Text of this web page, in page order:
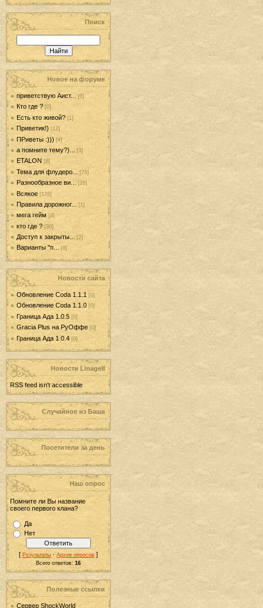
Поиск
Новое на форуме
приветствую Аист... [0]
Кто где ? [0]
Есть кто живой? [1]
Приветик!) [12]
ПРиветы :))) [4]
а помните тему?)... [3]
ETALON [6]
Тема для флудеро... [76]
Разнообразное ви... [26]
Всякое [128]
Правила дорожног... [1]
мега гейм [4]
кто где ? [30]
Доступ к закрыты... [2]
Варианты "п... [8]
Новости сайта
Обновление Coda 1.1.1 [0]
Обновление Coda 1.1.0 [0]
Граница Ада 1.0.5 [0]
Gracia Plus на РуОффе [0]
Граница Ада 1.0.4 [0]
Новости LinageII
RSS feed isn't accessible
Случайное из Баша
Посетители за день
Наш опрос
Помните ли Вы название
своего первого клана?
Да
Нет
[ Результаты · Архив опросов ]
Всего ответов: 16
Полезные ссылки
Сервер ShockWorld